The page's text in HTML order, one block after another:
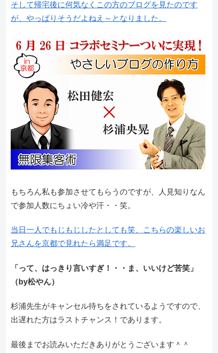
そして帰宅後に何気なくこの方のブログを見たのです
が、やっぱりそうだよねえ～となりました。
もちろん私も参加させてもらうのですが、人見知りなん
で参加人数にちょい冷や汗・・笑。
当日一人でもじもじしたとしても笑、こちらの楽しいお
兄さんを京都で見れたら満足です。
「って、はっきり言いすぎ！・・ま、いいけど苦笑」
（by松やん）
杉浦先生がキャンセル待ちをされているようですので、
出遅れた方はラストチャンス！であります。
最後までお読みいただきありがとうございます＾＾